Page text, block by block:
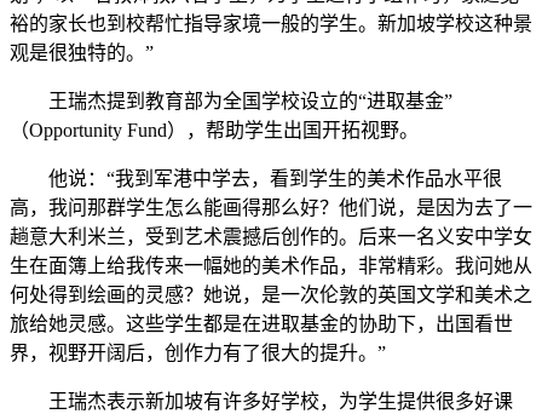
裕的家长也到校帮忙指导家境一般的学生。新加坡学校这种景
观是很独特的。”
王瑞杰提到教育部为全国学校设立的“进取基金”
（Opportunity Fund），帮助学生出国开拓视野。
他说：“我到军港中学去，看到学生的美术作品水平很
高，我问那群学生怎么能画得那么好？他们说，是因为去了一
趟意大利米兰，受到艺术震撼后创作的。后来一名义安中学女
生在面簿上给我传来一幅她的美术作品，非常精彩。我问她从
何处得到绘画的灵感？她说，是一次伦敦的英国文学和美术之
旅给她灵感。这些学生都是在进取基金的协助下，出国看世
界，视野开阔后，创作力有了很大的提升。”
王瑞杰表示新加坡有许多好学校，为学生提供很多好课